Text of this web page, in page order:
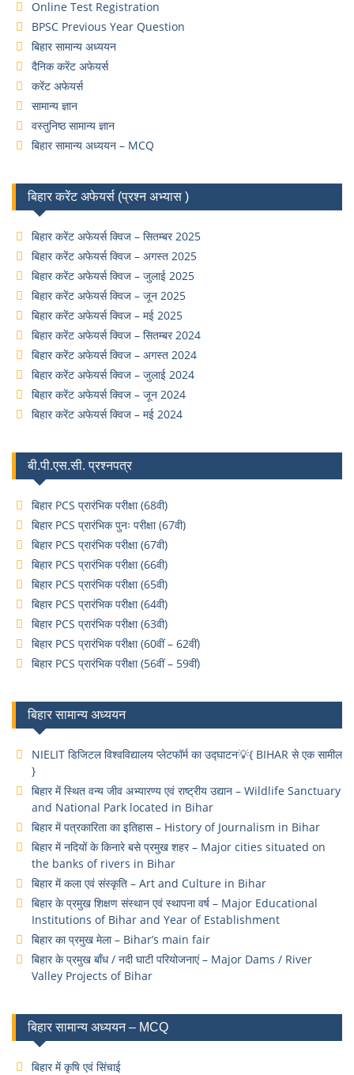
Online Test Registration
BPSC Previous Year Question
बिहार सामान्य अध्ययन
दैनिक करेंट अफेयर्स
करेंट अफेयर्स
सामान्य ज्ञान
वस्तुनिष्ठ सामान्य ज्ञान
बिहार सामान्य अध्ययन – MCQ
बिहार करेंट अफेयर्स (प्रश्न अभ्यास )
बिहार करेंट अफेयर्स क्विज – सितम्बर 2025
बिहार करेंट अफेयर्स क्विज – अगस्त 2025
बिहार करेंट अफेयर्स क्विज – जुलाई 2025
बिहार करेंट अफेयर्स क्विज – जून 2025
बिहार करेंट अफेयर्स क्विज – मई 2025
बिहार करेंट अफेयर्स क्विज – सितम्बर 2024
बिहार करेंट अफेयर्स क्विज – अगस्त 2024
बिहार करेंट अफेयर्स क्विज – जुलाई 2024
बिहार करेंट अफेयर्स क्विज – जून 2024
बिहार करेंट अफेयर्स क्विज – मई 2024
बी.पी.एस.सी. प्रश्नपत्र
बिहार PCS प्रारंभिक परीक्षा (68वी)
बिहार PCS प्रारंभिक पुनः परीक्षा (67वी)
बिहार PCS प्रारंभिक परीक्षा (67वी)
बिहार PCS प्रारंभिक परीक्षा (66वी)
बिहार PCS प्रारंभिक परीक्षा (65वी)
बिहार PCS प्रारंभिक परीक्षा (64वी)
बिहार PCS प्रारंभिक परीक्षा (63वी)
बिहार PCS प्रारंभिक परीक्षा (60वीं – 62वीं)
बिहार PCS प्रारंभिक परीक्षा (56वीं – 59वीं)
बिहार सामान्य अध्ययन
NIELIT डिजिटल विश्वविद्यालय प्लेटफॉर्म का उद्घाटन💡{ BIHAR से एक सामील
}
बिहार में स्थित वन्य जीव अभ्यारण्य एवं राष्ट्रीय उद्यान – Wildlife Sanctuary
and National Park located in Bihar
बिहार में पत्रकारिता का इतिहास – History of Journalism in Bihar
बिहार में नदियों के किनारे बसे प्रमुख शहर – Major cities situated on
the banks of rivers in Bihar
बिहार में कला एवं संस्कृति – Art and Culture in Bihar
बिहार के प्रमुख शिक्षण संस्थान एवं स्थापना वर्ष – Major Educational
Institutions of Bihar and Year of Establishment
बिहार का प्रमुख मेला – Bihar’s main fair
बिहार के प्रमुख बाँध / नदी घाटी परियोजनाएं – Major Dams / River
Valley Projects of Bihar
बिहार सामान्य अध्ययन – MCQ
बिहार में कृषि एवं सिंचाई